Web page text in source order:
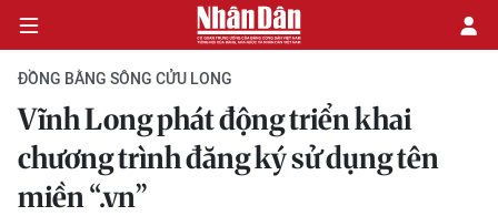
CHÍNH TRỊ
KINH TẾ
ĐỒNG BẰNG SÔNG CỬU LONG
Vĩnh Long phát động triển khai
chương trình đăng ký sử dụng tên
miền “.vn”